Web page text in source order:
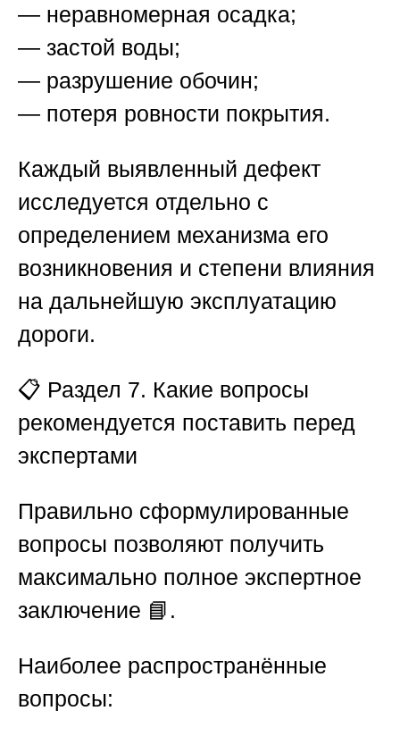
— неравномерная осадка;
— застой воды;
— разрушение обочин;
— потеря ровности покрытия.
Каждый выявленный дефект
исследуется отдельно с
определением механизма его
возникновения и степени влияния
на дальнейшую эксплуатацию
дороги.
📋 Раздел 7. Какие вопросы
рекомендуется поставить перед
экспертами
Правильно сформулированные
вопросы позволяют получить
максимально полное экспертное
заключение 📘.
Наиболее распространённые
вопросы: